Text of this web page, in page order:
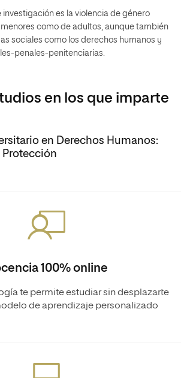
investigación es la violencia de género
como de adultos, aunque también
sociales como los derechos humanos y
penales-penitenciarias.
en los que imparte
en Derechos Humanos:
Protección
100% online
te permite estudiar sin desplazarte
de aprendizaje personalizado